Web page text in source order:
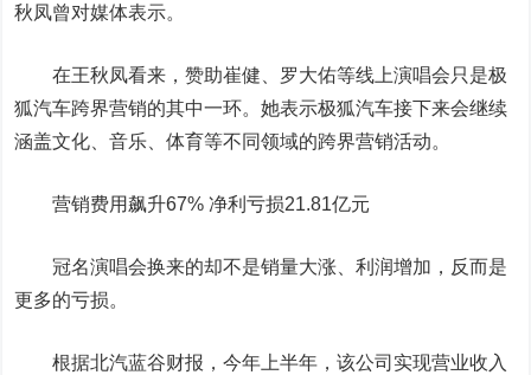
秋凤曾对媒体表示。
在王秋凤看来，赞助崔健、罗大佑等线上演唱会只是极
狐汽车跨界营销的其中一环。她表示极狐汽车接下来会继续
涵盖文化、音乐、体育等不同领域的跨界营销活动。
营销费用飙升67% 净利亏损21.81亿元
冠名演唱会换来的却不是销量大涨、利润增加，反而是
更多的亏损。
根据北汽蓝谷财报，今年上半年，该公司实现营业收入